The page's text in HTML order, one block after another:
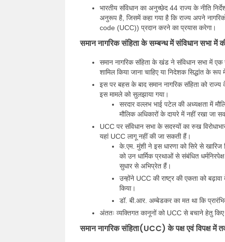
भारतीय संविधान का अनुच्छेद 44 राज्य के नीति
अनुरूप है, जिसमें कहा गया है कि राज्य अपने
code (UCC)) प्रदान करने का प्रयास करेगा।
समान नागरिक संहिता के सम्बन्ध में संविधान सभा में
समान नागरिक संहिता के खंड ने संविधान सभा में
शामिल किया जाना चाहिए या निदेशक सिद्धांत के रूप
इस पर बहस के बाद समान नागरिक संहिता को
इस मामले को सुलझाया गया।
सरदार वल्लभ भाई पटेल की अध्यक्षता में
मौलिक अधिकारों के दायरे में नहीं रखा जा
UCC पर संविधान सभा के सदस्यों का रुख
यहां UCC लागू नहीं की जा सकती हैं।
के.एम. मुंशी ने इस धारणा को सिरे से खारिज
को उन धार्मिक प्रथाओं से संबंधित
सुधार से अभिप्रेत हैं।
उन्होंने UCC की राष्ट्र की एकता को
किया।
डॉ. बी.आर. अम्बेडकर का मत था कि
अंततः व्यक्तिगत कानूनों को UCC से बचाने हेतु किए
समान नागरिक संहिता(UCC) के पक्ष एवं विपक्ष में